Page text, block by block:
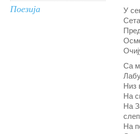
Поезија
У
Са
Низ
На
На
На